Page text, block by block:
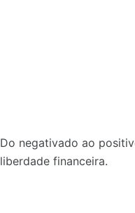
Do negativado ao
liberdade financeira.